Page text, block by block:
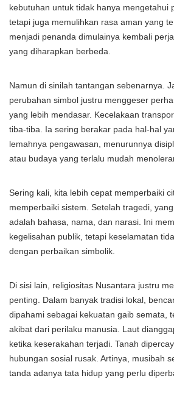
kebutuhan untuk tidak hanya mengetahui
tetapi juga memulihkan rasa aman yang
menjadi penanda dimulainya kembali
yang diharapkan berbeda.
Namun di sinilah tantangan sebenarnya.
perubahan simbol justru menggeser
yang lebih mendasar. Kecelakaan
tiba-tiba. Ia sering berakar pada hal-hal
lemahnya pengawasan, menurunnya
atau budaya yang terlalu mudah
Sering kali, kita lebih cepat memperbaiki
memperbaiki sistem. Setelah tragedi,
adalah bahasa, nama, dan narasi. Ini
kegelisahan publik, tetapi keselamatan
dengan perbaikan simbolik.
Di sisi lain, religiositas Nusantara justru
penting. Dalam banyak tradisi lokal,
dipahami sebagai kekuatan gaib semata,
akibat dari perilaku manusia. Laut
ketika keserakahan terjadi. Tanah
hubungan sosial rusak. Artinya, musibah
tanda adanya tata hidup yang perlu